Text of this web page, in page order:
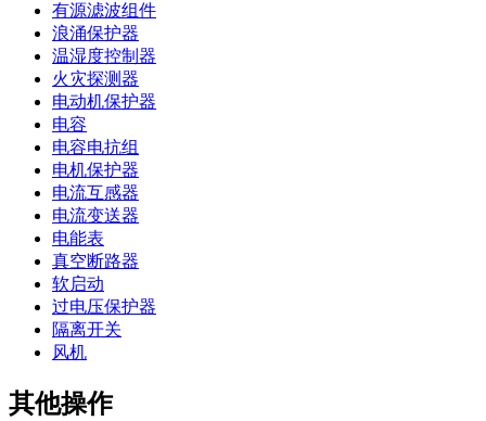
有源滤波组件
浪涌保护器
温湿度控制器
火灾探测器
电动机保护器
电容
电容电抗组
电机保护器
电流互感器
电流变送器
电能表
真空断路器
软启动
过电压保护器
隔离开关
风机
其他操作